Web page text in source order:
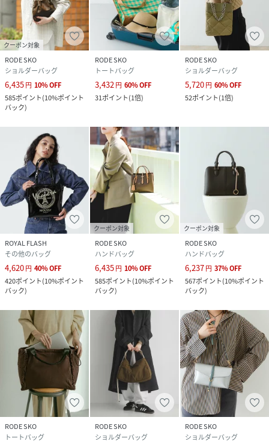
クーポン対象
RODE SKO
ショルダーバッグ
6,435円 10%OFF
585ポイント(10%ポイント
バック)
RODE SKO
トートバッグ
3,432円 60%OFF
31ポイント(1倍)
RODE SKO
ショルダーバッグ
5,720円 60%OFF
52ポイント(1倍)
ROYAL FLASH
その他のバッグ
4,620円 40%OFF
420ポイント(10%ポイント
バック)
クーポン対象
RODE SKO
ハンドバッグ
6,435円 10%OFF
585ポイント(10%ポイント
バック)
クーポン対象
RODE SKO
ハンドバッグ
6,237円 37%OFF
567ポイント(10%ポイント
バック)
RODE SKO
トートバッグ
RODE SKO
ショルダーバッグ
RODE SKO
ショルダーバッグ